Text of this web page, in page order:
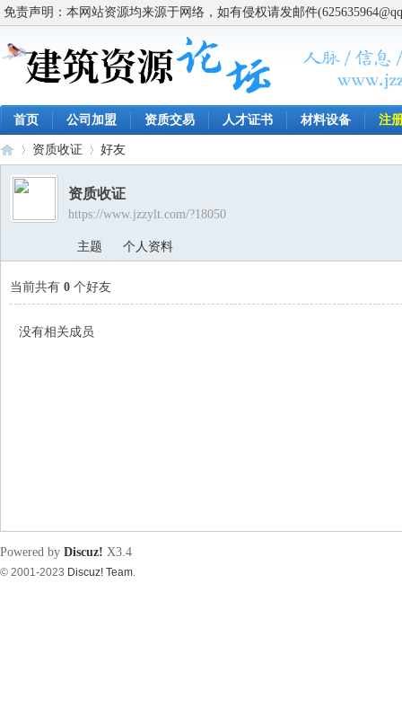
免责声明：本网站资源均来源于网络，如有侵权请发邮件
首页 公司加盟 资质交易 人才证书 材料设备 注
›
资质收证 好友
资质收证
https://www.jzzylt.com/?18050
主题 个人资料
当前共有 0 个好友
没有相关成员
Powered by Discuz! X3.4
© 2001-2023 Discuz! Team